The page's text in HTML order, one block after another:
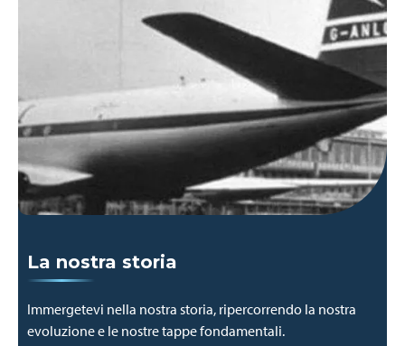
La nostra storia
Immergetevi nella nostra storia, ripercorrendo la nostra
evoluzione e le nostre tappe fondamentali.